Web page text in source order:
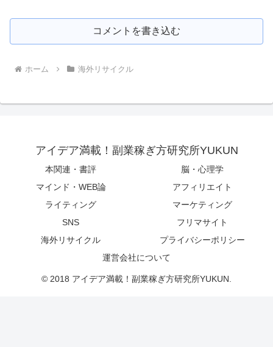
コメントを書き込む
ホーム 海外リサイクル
アイデア満載！副業稼ぎ方研究所YUKUN
本関連・書評
脳・心理学
マインド・WEB論
アフィリエイト
ライティング
マーケティング
SNS
フリマサイト
海外リサイクル
プライバシーポリシー
運営会社について
© 2018 アイデア満載！副業稼ぎ方研究所YUKUN.